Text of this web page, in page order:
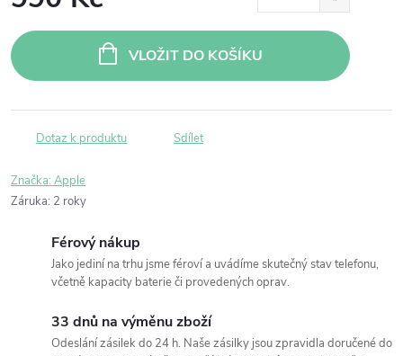
cena:
VLOŽIT DO KOŠÍKU
Dotaz k produktu Sdílet
Značka: Apple
Záruka: 2 roky
Férový nákup
Jako jediní na trhu jsme féroví a uvádíme skutečný stav telefonu,
včetně kapacity baterie či provedených oprav.
33 dnů na výměnu zboží
Odeslání zásilek do 24 h. Naše zásilky jsou zpravidla doručené do